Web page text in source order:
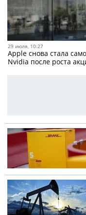
29 июля, 10:27
Apple снова стала
Nvidia после роста